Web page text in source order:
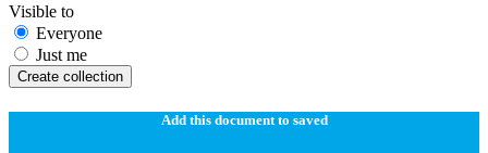
Visible to
Everyone
Just me
Create collection
Add this document to saved